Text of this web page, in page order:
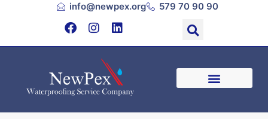
info@newpex.org 579 70 90 90